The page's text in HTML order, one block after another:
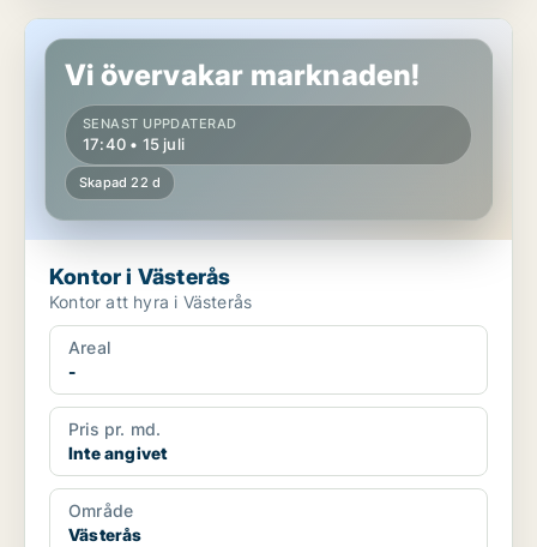
Kontor i Västerås
Vi övervakar marknaden!
SENAST UPPDATERAD
17:40 • 15 juli
Skapad 22 d
Kontor i Västerås
Kontor att hyra i Västerås
Areal
-
Pris pr. md.
Inte angivet
Område
Västerås